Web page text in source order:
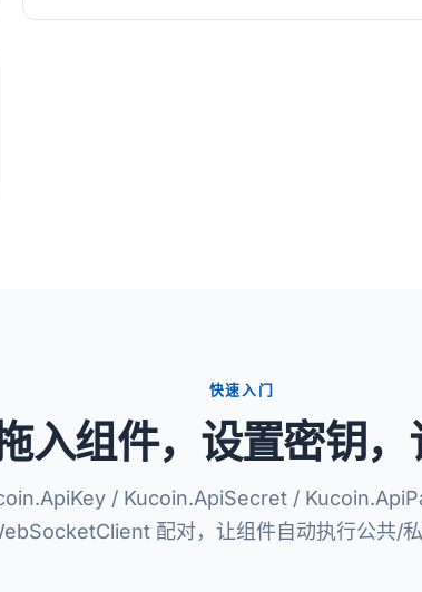
快速入门
入组件，设置密钥，
/ Kucoin.ApiSecret /
配对，让组件自动执行公共/私